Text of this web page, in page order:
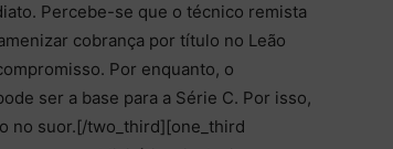
Percebe-se que o técnico remista
cobrança por título no Leão
Por enquanto, o
ser a base para a Série C. Por isso,
no suor.[/two_third][one_third